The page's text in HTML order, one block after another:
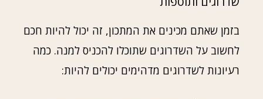
בזמן שאתם מכינים את המתכון, זה יכול להיות חכם
לחשוב על השדרוגים שתוכלו להכניס למנה. כמה
רעיונות לשדרוגים מדהימים יכולים להיות: